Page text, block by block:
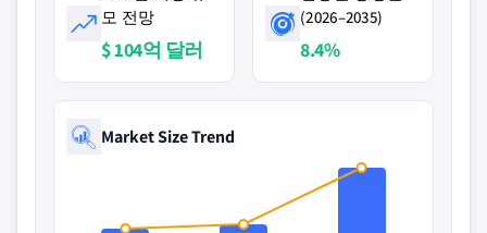
모 전망
$ 104억 달러
(2026–2035)
8.4%
Market Size Trend